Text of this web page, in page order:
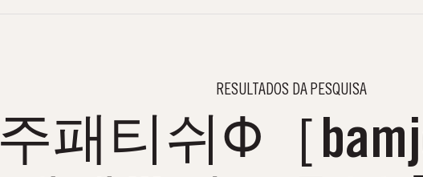
RESULTADOS DA PESQUISA
패티쉬Φ［